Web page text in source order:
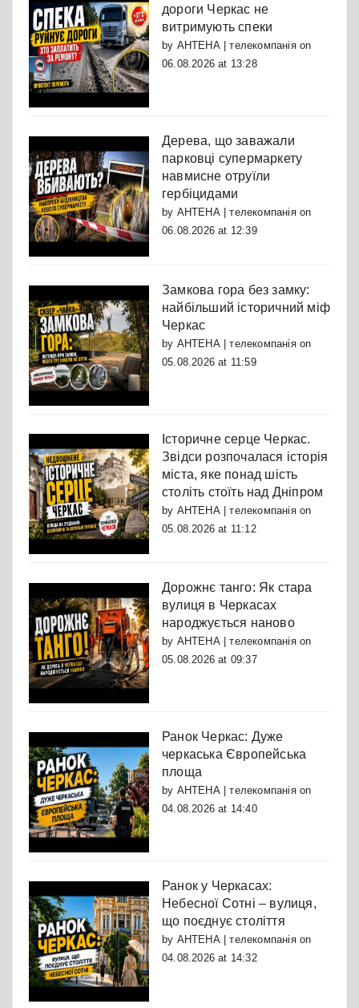
дороги Черкас не
витримують спеки
by АНТЕНА | телекомпаніяon
06.08.2026 at 13:28
Дерева, що заважали
парковці супермаркету
навмисне отруїли
гербіцидами
by АНТЕНА | телекомпаніяon
06.08.2026 at 12:39
Замкова гора без замку:
найбільший історичний міф
Черкас
by АНТЕНА | телекомпаніяon
05.08.2026 at 11:59
Історичне серце Черкас.
Звідси розпочалася історія
міста, яке понад шість
століть стоїть над Дніпром
by АНТЕНА | телекомпаніяon
05.08.2026 at 11:12
Дорожнє танго: Як стара
вулиця в Черкасах
народжується наново
by АНТЕНА | телекомпаніяon
05.08.2026 at 09:37
Ранок Черкас: Дуже
черкаська Європейська
площа
by АНТЕНА | телекомпаніяon
04.08.2026 at 14:40
Ранок у Черкасах:
Небесної Сотні – вулиця,
що поєднує століття
by АНТЕНА | телекомпаніяon
04.08.2026 at 14:32